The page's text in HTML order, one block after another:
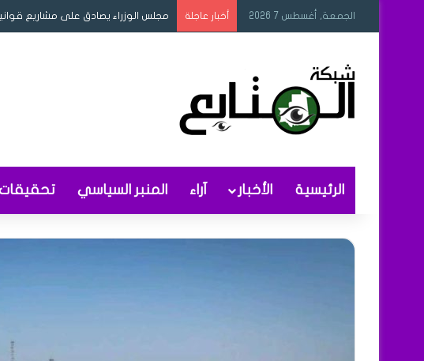
الجمعة, أغسطس 7 2026 أخبار عاجلة مجلس الوزراء يصادق على مشاريع
الرئيسية الأخبار آراء المنبر السياسي